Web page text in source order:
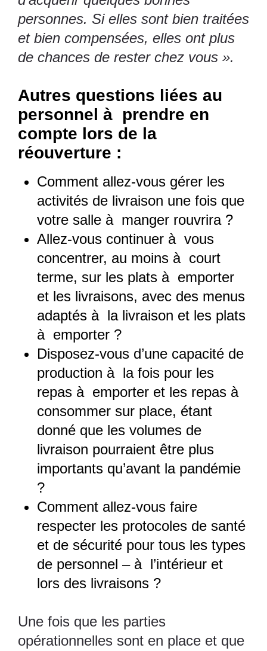
personnes. Si elles sont bien traitées
et bien compensées, elles ont plus
de chances de rester chez vous ».
Autres questions liées au
personnel à prendre en
compte lors de la
réouverture :
Comment allez-vous gérer les
activités de livraison une fois que
votre salle à manger rouvrira ?
Allez-vous continuer à vous
concentrer, au moins à court
terme, sur les plats à emporter
et les livraisons, avec des menus
adaptés à la livraison et les plats
à emporter ?
Disposez-vous d’une capacité de
production à la fois pour les
repas à emporter et les repas à
consommer sur place, étant
donné que les volumes de
livraison pourraient être plus
importants qu’avant la pandémie
?
Comment allez-vous faire
respecter les protocoles de santé
et de sécurité pour tous les types
de personnel – à l’intérieur et
lors des livraisons ?
Une fois que les parties
opérationnelles sont en place et que